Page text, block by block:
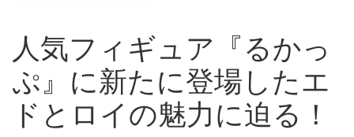
人気フィギュア『るかっ
ぷ』に新たに登場したエ
ドとロイの魅力に迫る！